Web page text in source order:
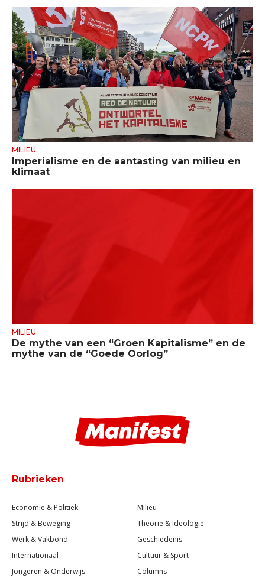
MILIEU
Imperialisme en de aantasting van milieu en
klimaat
MILIEU
De mythe van een “Groen Kapitalisme” en de
mythe van de “Goede Oorlog”
Rubrieken
Economie & Politiek
Strijd & Beweging
Werk & Vakbond
Internationaal
Jongeren & Onderwijs
Milieu
Theorie & Ideologie
Geschiedenis
Cultuur & Sport
Columns